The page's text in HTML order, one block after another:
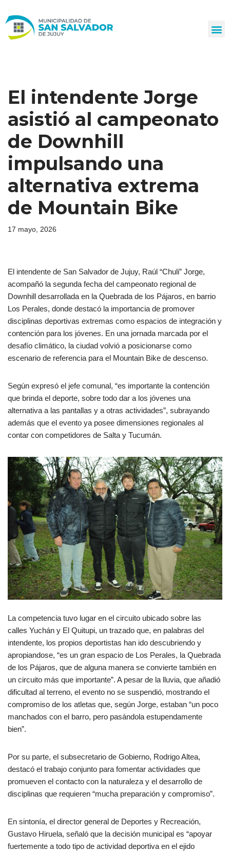
al
El intendente Jorge
asistió al campeonato
de Downhill
impulsando una
alternativa extrema
de Mountain Bike
17 mayo, 2026
El intendente de San Salvador de Jujuy, Raúl “Chuli” Jorge,
acompañó la segunda fecha del campeonato regional de
Downhill desarrollada en la Quebrada de los Pájaros, en barrio
Los Perales, donde destacó la importancia de promover
disciplinas deportivas extremas como espacios de integración y
contención para los jóvenes. En una jornada marcada por el
desafío climático, la ciudad volvió a posicionarse como
escenario de referencia para el Mountain Bike de descenso.
Según expresó el jefe comunal, “es importante la contención
que brinda el deporte, sobre todo dar a los jóvenes una
alternativa a las pantallas y a otras actividades”, subrayando
además que el evento ya posee dimensiones regionales al
contar con competidores de Salta y Tucumán.
La competencia tuvo lugar en el circuito ubicado sobre las
calles Yuchán y El Quitupi, un trazado que, en palabras del
intendente, los propios deportistas han ido descubriendo y
apropiandose, “es un gran espacio de Los Perales, la Quebrada
de los Pájaros, que de alguna manera se convierte también en
un circuito más que importante”. A pesar de la lluvia, que añadió
dificultad al terreno, el evento no se suspendió, mostrando el
compromiso de los atletas que, según Jorge, estaban “un poco
manchados con el barro, pero pasándola estupendamente
bien”.
Por su parte, el subsecretario de Gobierno, Rodrigo Altea,
destacó el trabajo conjunto para fomentar actividades que
promueven el contacto con la naturaleza y el desarrollo de
disciplinas que requieren “mucha preparación y compromiso”.
En sintonía, el director general de Deportes y Recreación,
Gustavo Hiruela, señaló que la decisión municipal es “apoyar
fuertemente a todo tipo de actividad deportiva en el ejido